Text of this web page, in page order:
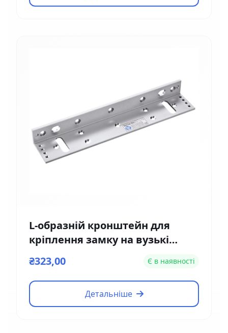
L-образній кронштейн для
кріплення замку на вузькі
₴323,00 Є в наявності
Детальніше